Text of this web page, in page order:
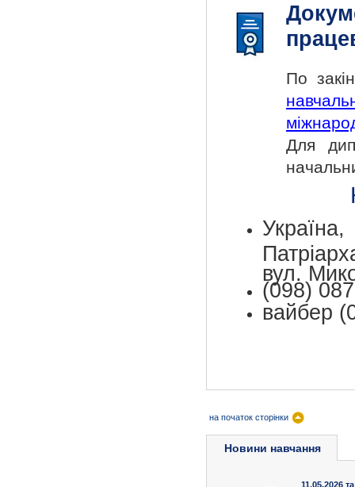
По
Для
вул.
(098)
вайбер
на початок сторінки
Новини навчання
11.05.2026